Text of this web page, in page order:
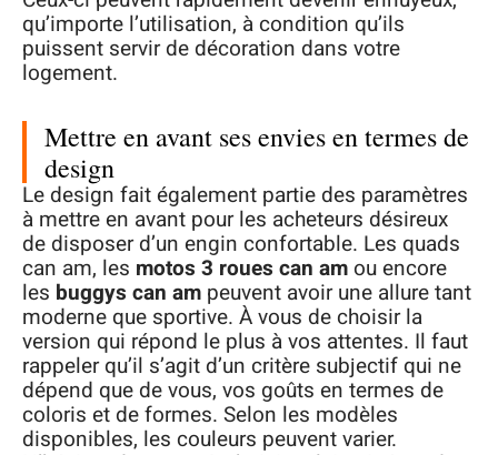
qu’importe l’utilisation, à condition qu’ils
puissent servir de décoration dans votre
logement.
Mettre en avant ses envies en termes de
design
Le design fait également partie des paramètres
à mettre en avant pour les acheteurs désireux
de disposer d’un engin confortable. Les quads
can am, les motos 3 roues can am ou encore
les buggys can am peuvent avoir une allure tant
moderne que sportive. À vous de choisir la
version qui répond le plus à vos attentes. Il faut
rappeler qu’il s’agit d’un critère subjectif qui ne
dépend que de vous, vos goûts en termes de
coloris et de formes. Selon les modèles
disponibles, les couleurs peuvent varier.